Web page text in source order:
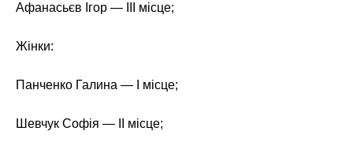
Афанасьєв Ігор — ІІІ місце;
Жінки:
Панченко Галина — І місце;
Шевчук Софія — ІІ місце;